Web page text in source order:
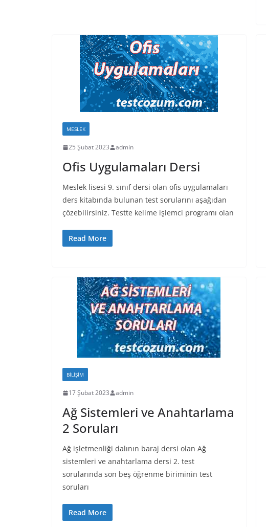
MESLEK
25 Şubat 2023 admin
Ofis Uygulamaları Dersi
Meslek lisesi 9. sınıf dersi olan ofis uygulamaları
ders kitabında bulunan test sorularını aşağıdan
çözebilirsiniz. Testte kelime işlemci programı olan
Read More
BILIŞIM
17 Şubat 2023 admin
Ağ Sistemleri ve Anahtarlama
2 Soruları
Ağ işletmenliği dalının baraj dersi olan Ağ
sistemleri ve anahtarlama dersi 2. test
sorularında son beş öğrenme biriminin test
soruları
Read More